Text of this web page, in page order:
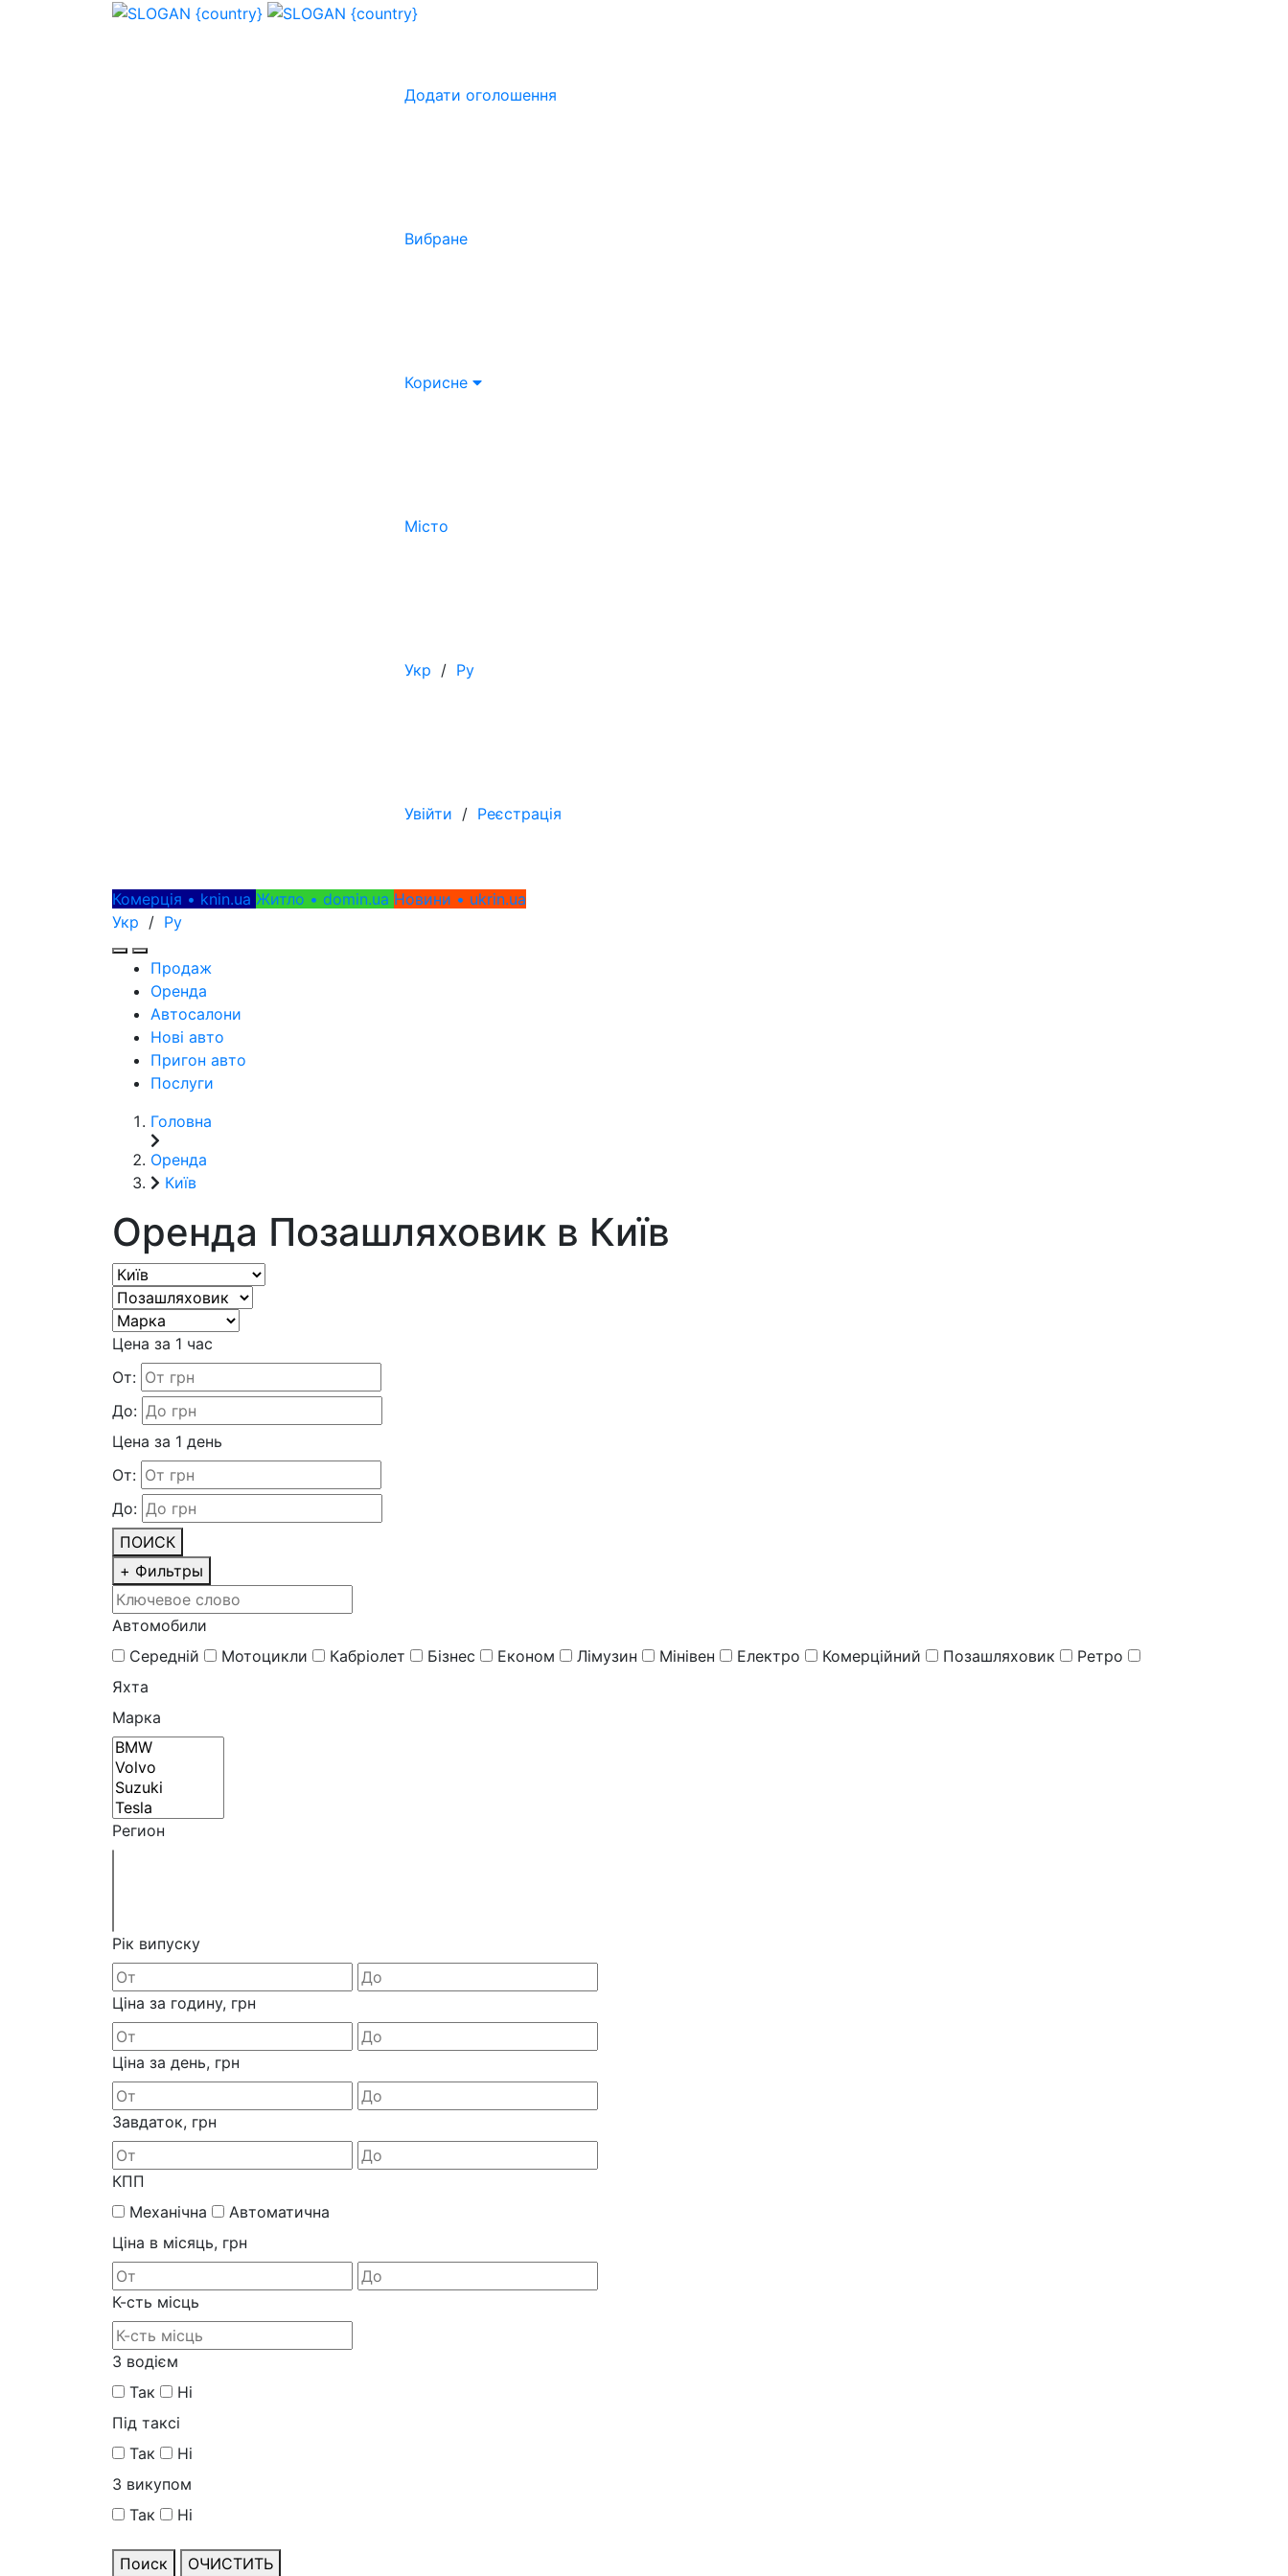
Додати оголошення
Вибране
Корисне
Місто
Укр / Ру
Увійти / Реєстрація
Комерція • knin.ua Житло • domin.ua Новини • ukrin.ua
Укр / Ру
Продаж
Оренда
Автосалони
Нові авто
Пригон авто
Послуги
Головна
Оренда
Київ
Оренда Позашляховик в Київ
Цена за 1 час
От:
До:
Цена за 1 день
От:
До:
ПОИСК
+ Фильтры
Автомобили
Середній
Мотоцикли Кабріолет Бізнес Економ Лімузин Мінівен Електро Комерційний Позашляховик
Ретро
Яхта
Марка
Регион
Рік випуску
Ціна за годину, грн
Ціна за день, грн
Завдаток, грн
КПП
Механічна
Автоматична
Ціна в місяць, грн
К-сть місць
З водієм
Так
Ні
Під таксі
Так
Ні
З викупом
Так
Ні
Поиск
ОЧИСТИТЬ